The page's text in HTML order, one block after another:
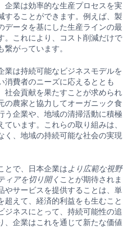
企業は効率的な生産プロセスを実
することができます。例えば、製
データを基にした生産ラインの最
。これにより、コスト削減だけで
がっています。
業は持続可能なビジネスモデルを
消費者のニーズに応えるととも
社会貢献を果たすことが求められ
の農家と協力してオーガニック食
う企業や、地域の清掃活動に積極
います。これらの取り組みは、
く、地域の持続可能な社会の実現
とで、日本企業はより広範な視野
ィアを切り開く ことが期待されま
やサービスを提供することは、単
超えて、経済的利益をも生むこと
ジネスにとって、持続可能性の追
、企業はこれを通じて新たな価値